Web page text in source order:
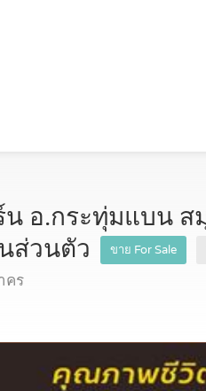
อ.กระทุ่มแบน ส
ส่วนตัว
ขาย For Sale
คร